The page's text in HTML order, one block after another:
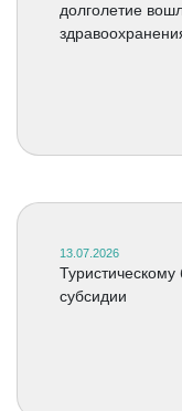
долголетие
13.07.2026
субсидии